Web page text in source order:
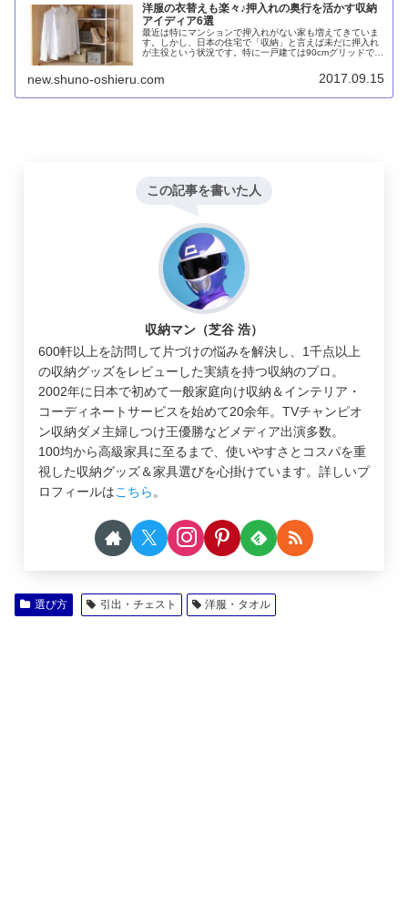
洋服の衣替えも楽々♪押入れの奥行を活かす収納
アイディア6選
最近は特にマンションで押入れがない家も増えてきていま
す。しかし、日本の住宅で「収納」と言えば未だに押入れ
が主役という状況です。特に一戸建ては90cmグリッドで設
new.shuno-oshieru.com 2017.09.15
この記事を書いた人
収納マン（芝谷 浩）
600軒以上を訪問して片づけの悩みを解決し、1千点以上
の収納グッズをレビューした実績を持つ収納のプロ。
2002年に日本で初めて一般家庭向け収納＆インテリア・
コーディネートサービスを始めて20余年。TVチャンピオ
ン収納ダメ主婦しつけ王優勝などメディア出演多数。
100均から高級家具に至るまで、使いやすさとコスパを重
視した収納グッズ＆家具選びを心掛けています。詳しいプ
ロフィールはこちら 。
選び方 引出・チェスト 洋服・タオル